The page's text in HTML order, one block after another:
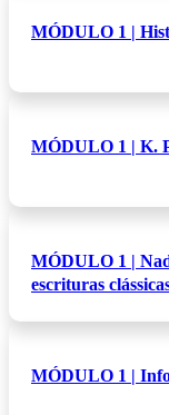
MÓDULO 1 |
MÓDULO 1 | K.
MÓDULO 1 |
escrituras
MÓDULO 1 |